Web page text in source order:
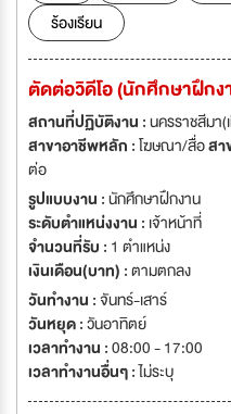
ร้องเรียน
ตัดต่อวิดีโอ (นักศึกษาฝึกง
สถานที่ปฏิบัติงาน :นครราชสีมา(
สาขาอาชีพหลัก :โฆษณา/สื่อสา
ต่อ
รูปแบบงาน :นักศึกษาฝึกงาน
ระดับตำแหน่งงาน : เจ้าหน้าที่
จำนวนที่รับ : 1 ตำแหน่ง
เงินเดือน(บาท) :ตามตกลง
วันทำงาน :จันทร์-เสาร์
วันหยุด :วันอาทิตย์
เวลาทำงาน :08:00 - 17:00
เวลาทำงานอื่นๆ :ไม่ระบุ